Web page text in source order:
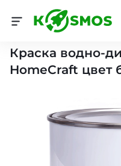
Лакокрасочные
Краска водно-
HomeCraft цвет